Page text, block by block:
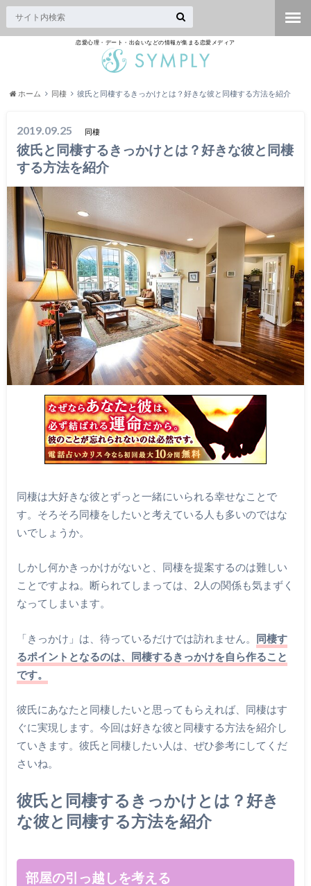
恋愛心理・デート・出会いなどの情報が集まる恋愛メディア
ホーム 同棲 彼氏と同棲するきっかけとは？好きな彼と同棲する方法を紹介
2019.09.25 同棲
彼氏と同棲するきっかけとは？好きな彼と同棲
する方法を紹介
同棲は大好きな彼とずっと一緒にいられる幸せなことで
す。そろそろ同棲をしたいと考えている人も多いのではな
いでしょうか。
しかし何かきっかけがないと、同棲を提案するのは難しい
ことですよね。断られてしまっては、2人の関係も気まずく
なってしまいます。
「きっかけ」は、待っているだけでは訪れません。 同棲す
るポイントとなるのは、同棲するきっかけを自ら作ること
です。
彼氏にあなたと同棲したいと思ってもらえれば、同棲はす
ぐに実現します。今回は好きな彼と同棲する方法を紹介し
ていきます。彼氏と同棲したい人は、ぜひ参考にしてくだ
さいね。
彼氏と同棲するきっかけとは？好き
な彼と同棲する方法を紹介
部屋の引っ越しを考える